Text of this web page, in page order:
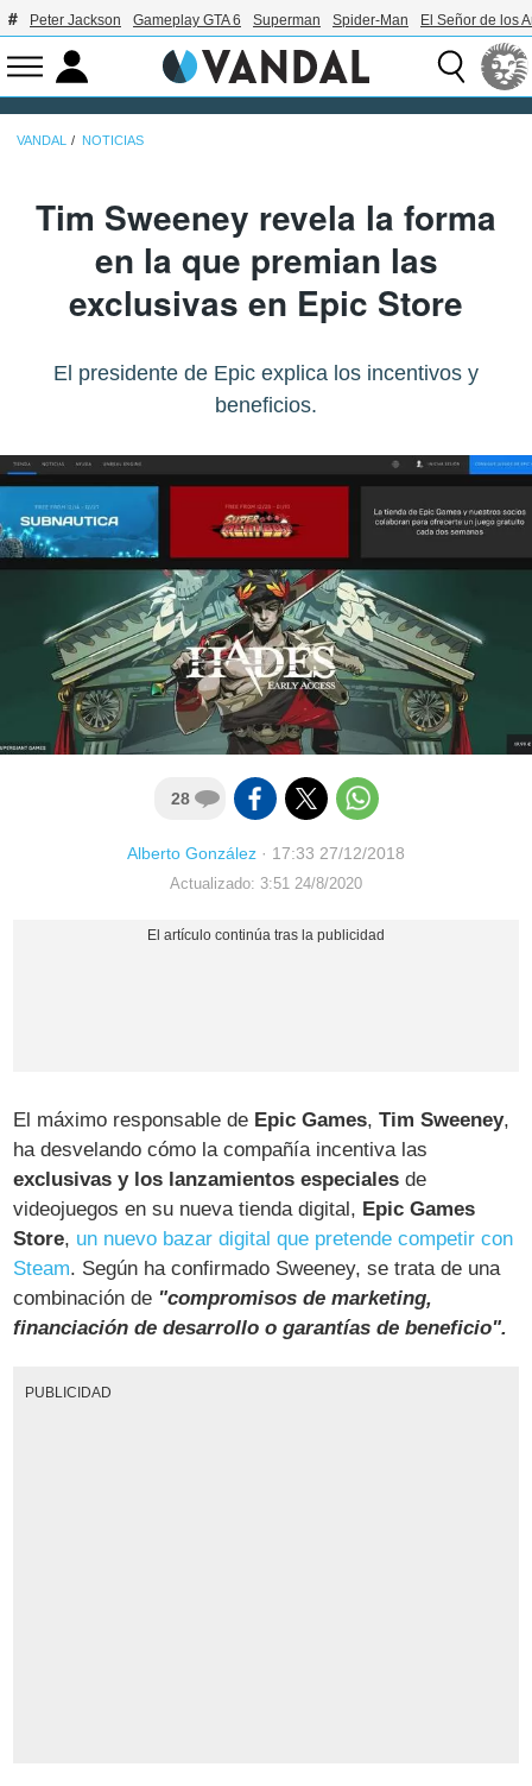
Peter Jackson Gameplay GTA 6 Superman Spider-Man El Señor de los
VANDAL NOTICIAS
Tim Sweeney revela la forma
en la que premian las
exclusivas en Epic Store
El presidente de Epic explica los incentivos y
beneficios.
28
Alberto González · 17:33 27/12/2018
Actualizado: 3:51 24/8/2020
El máximo responsable de Epic Games,Tim Sweeney,
ha desvelando cómo la compañía incentiva las
exclusivas y los lanzamientos especiales de
videojuegos en su nueva tienda digital, Epic Games
Store, un nuevo bazar digital que pretende competir con
Steam. Según ha confirmado Sweeney, se trata de una
combinación de "compromisos de marketing,
financiación de desarrollo o garantías de beneficio".
PUBLICIDAD